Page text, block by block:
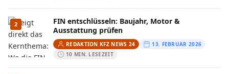
2
FIN entschlüsseln: Baujahr, Motor &
Ausstattung prüfen
REDAKTION KFZ NEWS 24
13. FEBRUAR 2026
10 MIN. LESEZEIT